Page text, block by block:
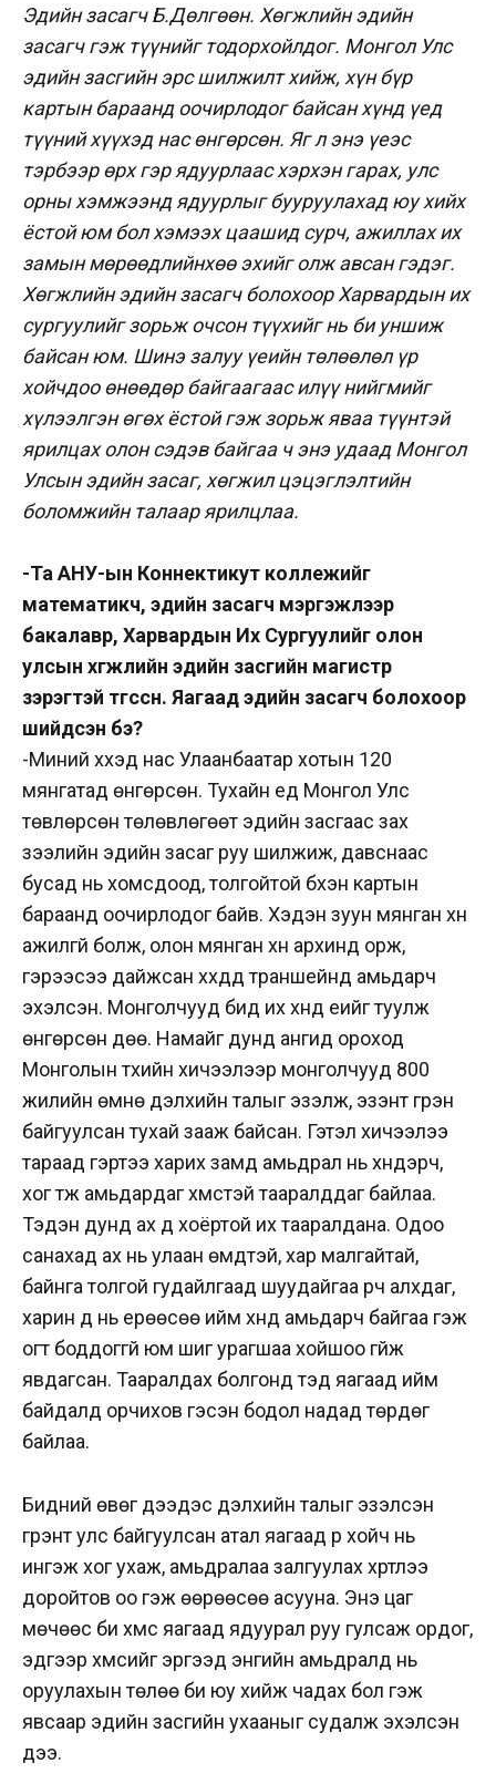
Эдийн засагч Б.Дөлгөөн. Хөгжлийн эдийн
засагч гэж түүнийг тодорхойлдог. Монгол Улс
эдийн засгийн эрс шилжилт хийж, хүн бүр
картын бараанд оочирлодог байсан хүнд үед
түүний хүүхэд нас өнгөрсөн. Яг л энэ үеэс
тэрбээр өрх гэр ядуурлаас хэрхэн гарах, улс
орны хэмжээнд ядуурлыг бууруулахад юу хийх
ёстой юм бол хэмээх цаашид сурч, ажиллах их
замын мөрөөдлийнхөө эхийг олж авсан гэдэг.
Хөгжлийн эдийн засагч болохоор Харвардын их
сургуулийг зорьж очсон түүхийг нь би уншиж
байсан юм. Шинэ залуу үеийн төлөөлөл үр
хойчдоо өнөөдөр байгаагаас илүү нийгмийг
хүлээлгэн өгөх ёстой гэж зорьж яваа түүнтэй
ярилцах олон сэдэв байгаа ч энэ удаад Монгол
Улсын эдийн засаг, хөгжил цэцэглэлтийн
боломжийн талаар ярилцлаа.
-Та АНУ-ын Коннектикут коллежийг
математикч, эдийн засагч мэргэжлээр
бакалавр, Харвардын Их Сургуулийг олон
улсын хөгжлийн эдийн засгийн магистр
зэрэгтэй төгссөн. Яагаад эдийн засагч болохоор
шийдсэн бэ?
-Миний хүүхэд нас Улаанбаатар хотын 120
мянгатад өнгөрсөн. Тухайн үед Монгол Улс
төвлөрсөн төлөвлөгөөт эдийн засгаас зах
зээлийн эдийн засаг руу шилжиж, давснаас
бусад нь хомсдоод, толгойтой бүхэн картын
бараанд оочирлодог байв. Хэдэн зуун мянган хүн
ажилгүй болж, олон мянган хүн архинд орж,
гэрээсээ дайжсан хүүхдүүд траншейнд амьдарч
эхэлсэн. Монголчууд бид их хүнд үеийг туулж
өнгөрсөн дөө. Намайг дунд ангид ороход
Монголын түүхийн хичээлээр монголчууд 800
жилийн өмнө дэлхийн талыг эзэлж, эзэнт гүрэн
байгуулсан тухай зааж байсан. Гэтэл хичээлээ
тараад гэртээ харих замд амьдрал нь хүндэрч,
хог түүж амьдардаг хүмүүстэй тааралддаг байлаа.
Тэдэн дунд ах дүү хоёртой их тааралдана. Одоо
санахад ах нь улаан өмдтэй, хар малгайтай,
байнга толгой гудайлгаад шуудайгаа үүрч алхдаг,
харин дүү нь ерөөсөө ийм хүнд амьдарч байгаа гэж
огт боддоггүй юм шиг урагшаа хойшоо гүйж
явдагсан. Тааралдах болгонд тэд яагаад ийм
байдалд орчихов гэсэн бодол надад төрдөг
байлаа.
Бидний өвөг дээдэс дэлхийн талыг эзэлсэн
гүрэнт улс байгуулсан атал яагаад үр хойч нь
ингэж хог ухаж, амьдралаа залгуулах хүртлээ
доройтов оо гэж өөрөөсөө асууна. Энэ цаг
мөчөөс би хүмүүс яагаад ядуурал руу гулсаж ордог,
эдгээр хүмүүсийг эргээд энгийн амьдралд нь
оруулахын төлөө би юу хийж чадах бол гэж
явсаар эдийн засгийн ухааныг судалж эхэлсэн
дээ.